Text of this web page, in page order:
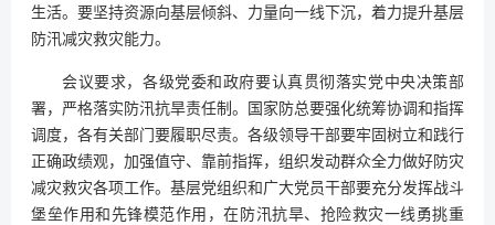
生活。要坚持资源向基层倾斜、力量向一线下沉，着力提升基层
防汛减灾救灾能力。
会议要求，各级党委和政府要认真贯彻落实党中央决策部
署，严格落实防汛抗旱责任制。国家防总要强化统筹协调和指挥
调度，各有关部门要履职尽责。各级领导干部要牢固树立和践行
正确政绩观，加强值守、靠前指挥，组织发动群众全力做好防灾
减灾救灾各项工作。基层党组织和广大党员干部要充分发挥战斗
堡垒作用和先锋模范作用，在防汛抗旱、抢险救灾一线勇挑重